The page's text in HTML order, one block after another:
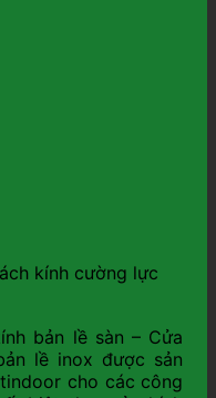
bản lề sàn – Cửa
lề inox được sản
cho các công